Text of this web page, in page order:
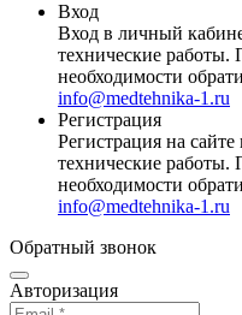
Вход
Вход в личный
технические
необходимости
info@medtehnika-1.ru
Регистрация
Регистрация на
технические
необходимости
info@medtehnika-1.ru
Обратный звонок
Авторизация